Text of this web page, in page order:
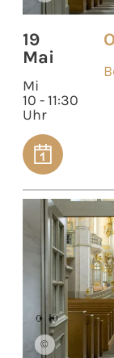
19
Mai
Mi
10 - 11:30
Uhr
©